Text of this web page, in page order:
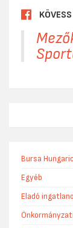
Bursa
Egyéb
Eladó